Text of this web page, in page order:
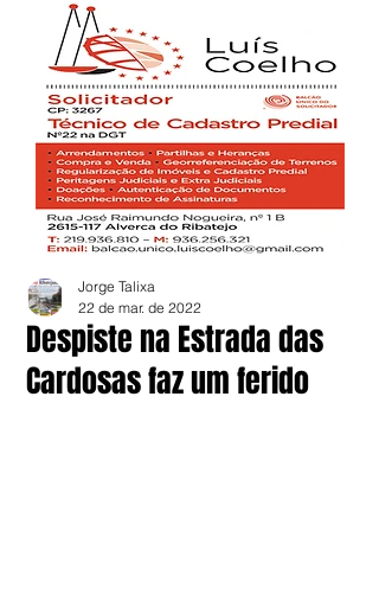
Despiste na Estrada das
Cardosas faz um ferido
Jorge Talixa
22 de mar. de 2022